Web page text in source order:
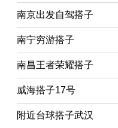
南京出发自驾搭子
南宁穷游搭子
南昌王者荣耀搭子
威海搭子17号
附近台球搭子武汉